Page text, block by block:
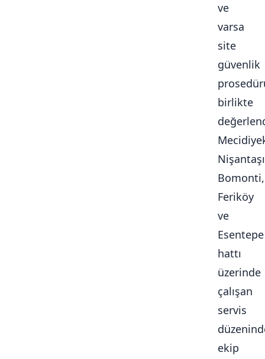
ve
varsa
site
güvenlik
birlikte
Bomonti,
Feriköy
ve
Esentepe
hattı
üzerinde
çalışan
servis
ekip